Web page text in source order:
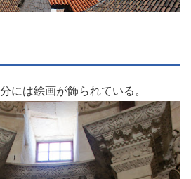
には絵画が飾られている。